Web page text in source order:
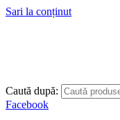
Sari la conținut
Caută după:
Facebook